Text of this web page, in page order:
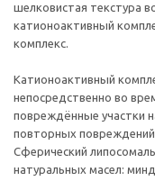
шелковистая текстура
катионоактивный
комплекс.
Катионоактивный
непосредственно во
повреждённые участки
повторных
Сферический
натуральных масел: